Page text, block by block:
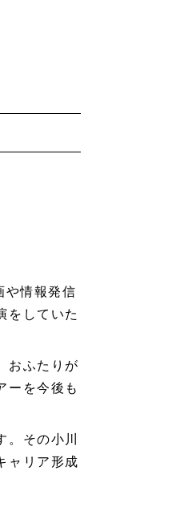
や情報発信
をしていた
おふたりが
ーを今後も
。その小川
ャリア形成